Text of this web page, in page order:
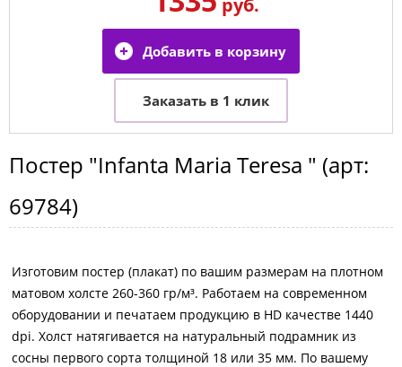
руб.
Постер "Infanta Maria Teresa " (арт:
69784)
Изготовим постер (плакат) по вашим размерам на плотном
матовом холсте 260-360 гр/м³. Работаем на современном
оборудовании и печатаем продукцию в HD качестве 1440
dpi. Холст натягивается на натуральный подрамник из
сосны первого сорта толщиной 18 или 35 мм. По вашему